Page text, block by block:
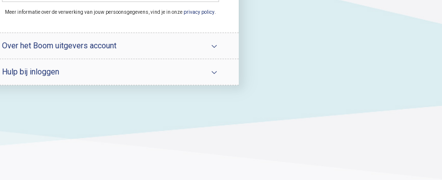
Meer informatie over de verwerking van jouw persoonsgegevens, vind je in onze privacy policy
Over het Boom uitgevers account
Hulp bij inloggen